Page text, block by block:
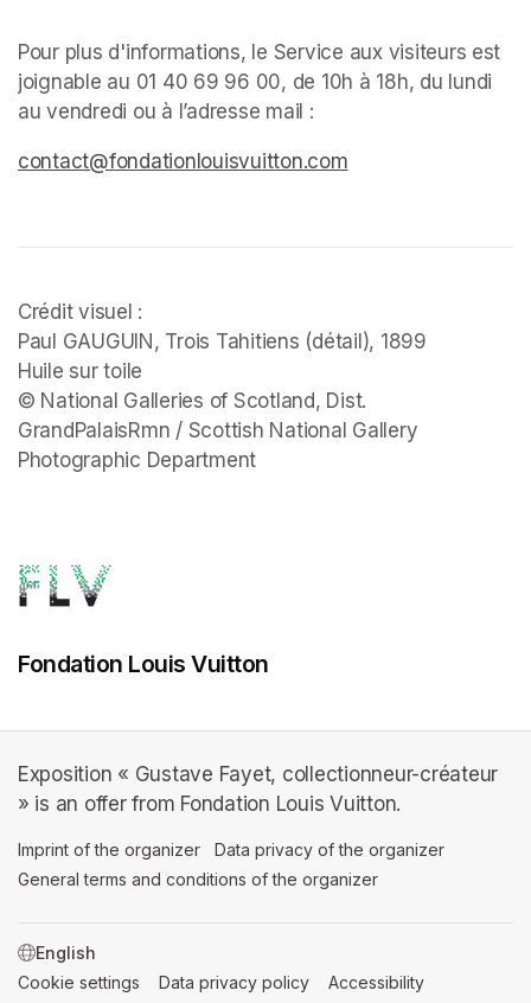
Pour plus d'informations, le Service aux visiteurs est
joignable au 01 40 69 96 00, de 10h à 18h, du lundi
au vendredi ou à l’adresse mail :
(opens in a new tab)
(opens in a new tab)
contact@fondationlouisvuitton.com
Crédit visuel :
Paul GAUGUIN, Trois Tahitiens (détail), 1899
Huile sur toile
© National Galleries of Scotland, Dist.
GrandPalaisRmn / Scottish National Gallery
Photographic Department
Fondation Louis Vuitton
Exposition « Gustave Fayet, collectionneur-créateur
» is an offer from Fondation Louis Vuitton.
Imprint of the organizer (opens in a new tab)
Data privacy of the organizer
General terms and conditions of the organizer
SWITCH LANGUAGE
Cookie settings (opens in a new tab)
Data privacy policy (opens in a new tab)
Accessibility